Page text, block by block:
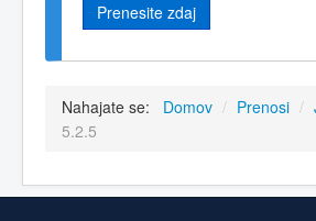
Prenesite zdaj
Nahajate se: Domov / Prenosi /
5.2.5